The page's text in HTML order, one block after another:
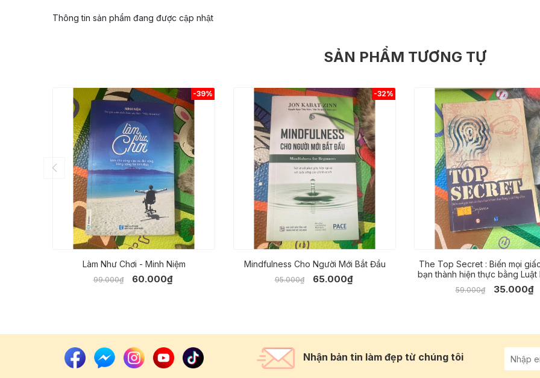
Thông tin sản phẩm đang được cập nhật
SẢN PHẨM TƯƠNG TỰ
-39%
Làm Như Chơi - Minh Niệm
99.000₫ 60.000₫
-32%
Mindfulness Cho Người Mới Bắt Đầu
95.000₫ 65.000₫
The Top Secret : Biến mọi
bạn thành hiện thực bằng Luật
59.000₫ 35.000₫
Nhận bản tin làm đẹp từ chúng tôi